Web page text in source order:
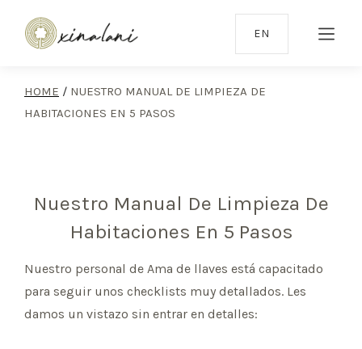
EN
HOME / NUESTRO MANUAL DE LIMPIEZA DE
HABITACIONES EN 5 PASOS
Nuestro Manual De Limpieza De
Habitaciones En 5 Pasos
Nuestro personal de Ama de llaves está capacitado
para seguir unos checklists muy detallados. Les
damos un vistazo sin entrar en detalles: